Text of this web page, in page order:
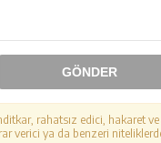
GÖNDER
rahatsız edici, hakaret
verici ya da benzeri